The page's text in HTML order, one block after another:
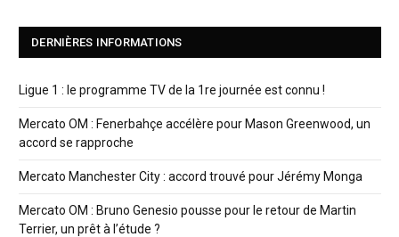
DERNIÈRES INFORMATIONS
Ligue 1 : le programme TV de la 1re journée est connu !
Mercato OM : Fenerbahçe accélère pour Mason Greenwood, un
accord se rapproche
Mercato Manchester City : accord trouvé pour Jérémy Monga
Mercato OM : Bruno Genesio pousse pour le retour de Martin
Terrier, un prêt à l’étude ?